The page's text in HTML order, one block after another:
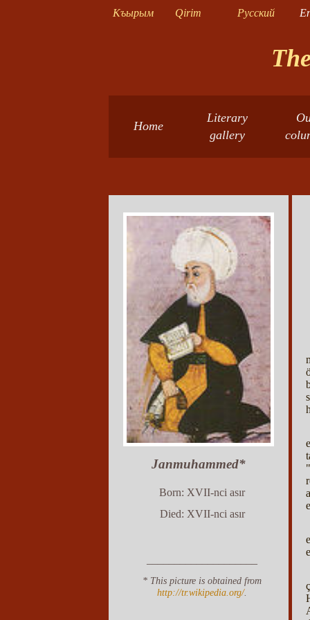
Къырым Qirim Русский
Home
Literary
gallery
Janmuhammed*
Born: XVII-nci asır
Died: XVII-nci asır
* This picture is obtained from
http://tr.wikipedia.org/.